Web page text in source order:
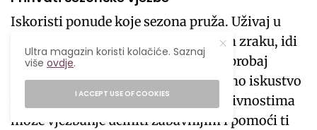
Iskoristi ponude koje sezona pruža. Uživaj u
brzim šetnjama na svježem jesenjem zraku, idi
na klizanje sa prijateljima zimi ili isprobaj
planinarenje ili skijanje za jedinstveno iskustvo
vježbanja. Uživanje u sezonskim aktivnostima
može vježbanje učiniti zabavnijim i pomoći ti
Ultra magazin koristi kolačiće. Saznaj
višeovdje.
I ACCEPT USE OF COOKIES